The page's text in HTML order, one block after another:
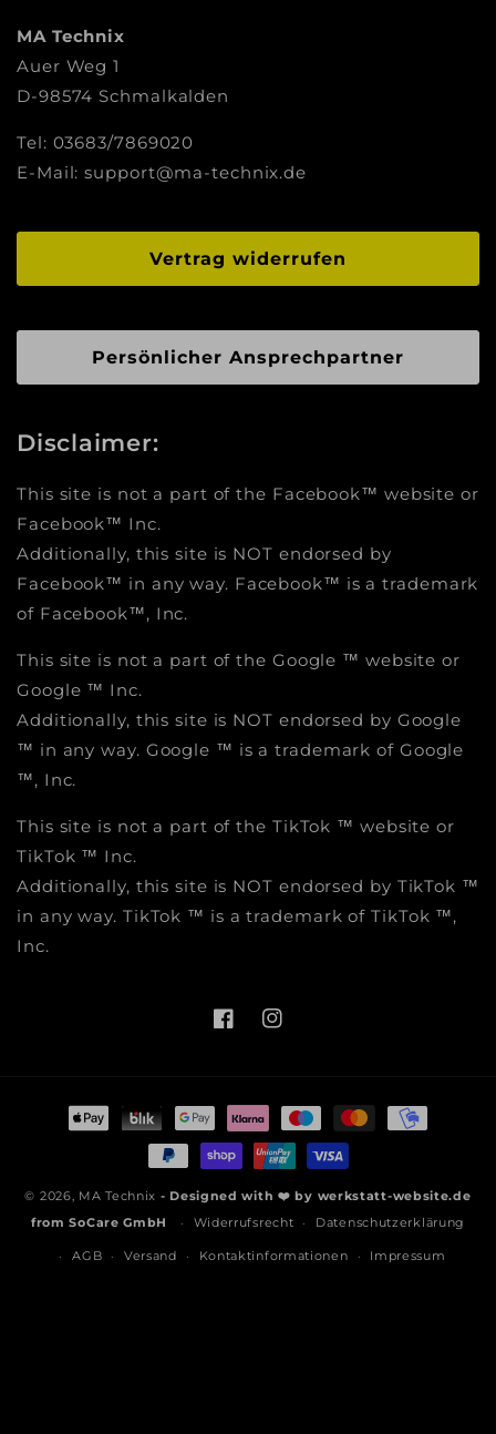
MA Technix
Auer Weg 1
D-98574 Schmalkalden
Tel: 03683/7869020
E-Mail: support@ma-technix.de
Vertrag widerrufen
Persönlicher Ansprechpartner
Disclaimer:
This site is not a part of the Facebook™ website or
Facebook™ Inc.
Additionally, this site is NOT endorsed by
Facebook™ in any way. Facebook™ is a trademark
of Facebook™, Inc.
This site is not a part of the Google ™ website or
Google ™ Inc.
Additionally, this site is NOT endorsed by Google
™ in any way. Google ™ is a trademark of Google
™, Inc.
This site is not a part of the TikTok ™ website or
TikTok ™ Inc.
Additionally, this site is NOT endorsed by TikTok ™
in any way. TikTok ™ is a trademark of TikTok ™,
Inc.
FacebookInstagram
Zahlungsmethoden
© 2026, MA Technix - Designed with ❤️ by werkstatt-website.de
fromSoCare GmbH Widerrufsrecht Datenschutzerklärung
AGB Versand Kontaktinformationen Impressum